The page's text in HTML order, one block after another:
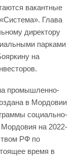
вакантные
Глава
директору
парками
на
промышленно-
в Мордовии
социально-
Мордовия на 2022-
РФ по
время в